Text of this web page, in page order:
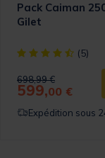
Rating
panier
Pack Caiman
Gilet
[object Object]
(5)
Price reduced from
698,99 €to
599,00 €
Expédition sous